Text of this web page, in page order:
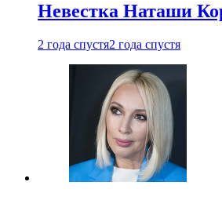
Невестка Наташи
2 года спустя2 года спустя